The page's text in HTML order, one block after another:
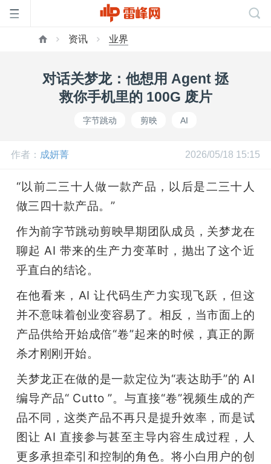
网
公
开
课
动
中
心
资讯 业界
对话关梦龙：他想用 Agent 拯
救你手机里的 100G 废片
字节跳动 剪映 AI
作者： 成妍菁 2026/05/18 15:15
“以前二三十人做一款产品，以后是二三十人
做三四十款产品。”
作为前字节跳动剪映早期团队成员，关梦龙在
聊起 AI 带来的生产力变革时，抛出了这个近
乎直白的结论。
在他看来，AI 让代码生产力实现飞跃，但这
并不意味着创业变容易了。相反，当市面上的
产品供给开始成倍“卷”起来的时候，真正的厮
杀才刚刚开始。
关梦龙正在做的是一款定位为“表达助手”的 AI
编导产品“ Cutto ”。与直接“卷”视频生成的产
品不同，这类产品不再只是提升效率，而是试
图让 AI 直接参与甚至主导内容生成过程，人
更多承担牵引和控制的角色。将小白用户的创